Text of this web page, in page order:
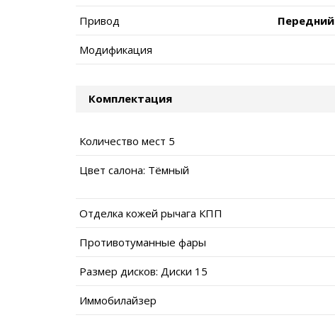
Привод Передний
Модификация
Комплектация
Количество мест 5
Цвет салона: Тёмный
Отделка кожей рычага КПП
Противотуманные фары
Размер дисков: Диски 15
Иммобилайзер